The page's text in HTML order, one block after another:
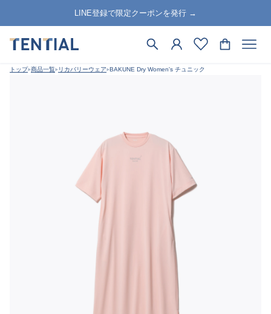
LINE登録で限定クーポンを発行 →
トップ 商品一覧 リカバリーウェア BAKUNE Dry Women's チュニック